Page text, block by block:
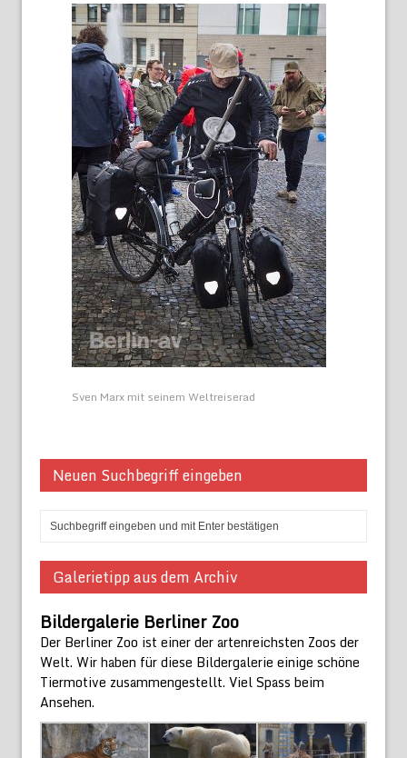
Sven Marx mit seinem Weltreiserad
Neuen Suchbegriff eingeben
Galerietipp aus dem Archiv
Bildergalerie Berliner Zoo
Der Berliner Zoo ist einer der artenreichsten Zoos der
Welt. Wir haben für diese Bildergalerie einige schöne
Tiermotive zusammengestellt. Viel Spass beim
Ansehen.